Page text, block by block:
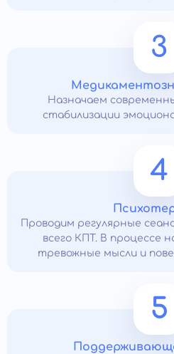
3
Назначаем
стабилизации
4
Проводим регулярные
всего КПТ. В процессе
тревожные мысли и
5